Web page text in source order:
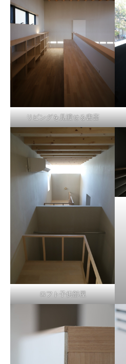
リビングを見渡せる書斎
ロフト子供部屋